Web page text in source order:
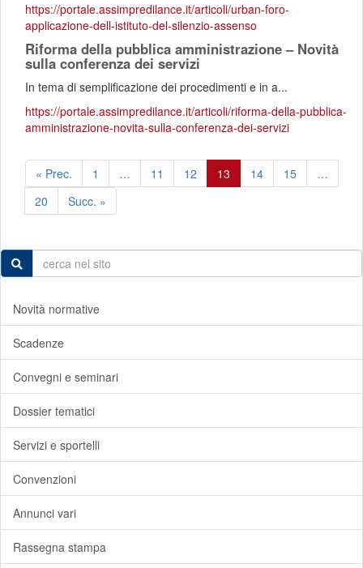
https://portale.assimpredilance.it/articoli/urban-foro-
applicazione-dell-istituto-del-silenzio-assenso
Riforma della pubblica amministrazione – Novità
sulla conferenza dei servizi
In tema di semplificazione dei procedimenti e in a...
https://portale.assimpredilance.it/articoli/riforma-della-pubblica-
amministrazione-novita-sulla-conferenza-dei-servizi
« Prec. 1 … 11 12 13 14 15
…
20
Succ. »
Novità normative
Scadenze
Convegni e seminari
Dossier tematici
Servizi e sportelli
Convenzioni
Annunci vari
Rassegna stampa